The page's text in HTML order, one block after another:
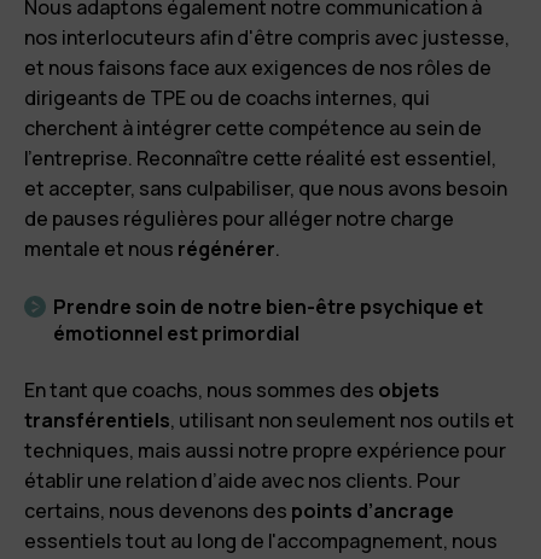
Nous adaptons également notre communication à
nos interlocuteurs afin d'être compris avec justesse,
et nous faisons face aux exigences de nos rôles de
dirigeants de TPE ou de coachs internes, qui
cherchent à intégrer cette compétence au sein de
l’entreprise. Reconnaître cette réalité est essentiel,
et accepter, sans culpabiliser, que nous avons besoin
de pauses régulières pour alléger notre charge
mentale et nous régénérer.
Prendre soin de notre bien-être psychique et
émotionnel est primordial
En tant que coachs, nous sommes des objets
transférentiels, utilisant non seulement nos outils et
techniques, mais aussi notre propre expérience pour
établir une relation d’aide avec nos clients. Pour
certains, nous devenons des points d’ancrage
essentiels tout au long de l'accompagnement, nous